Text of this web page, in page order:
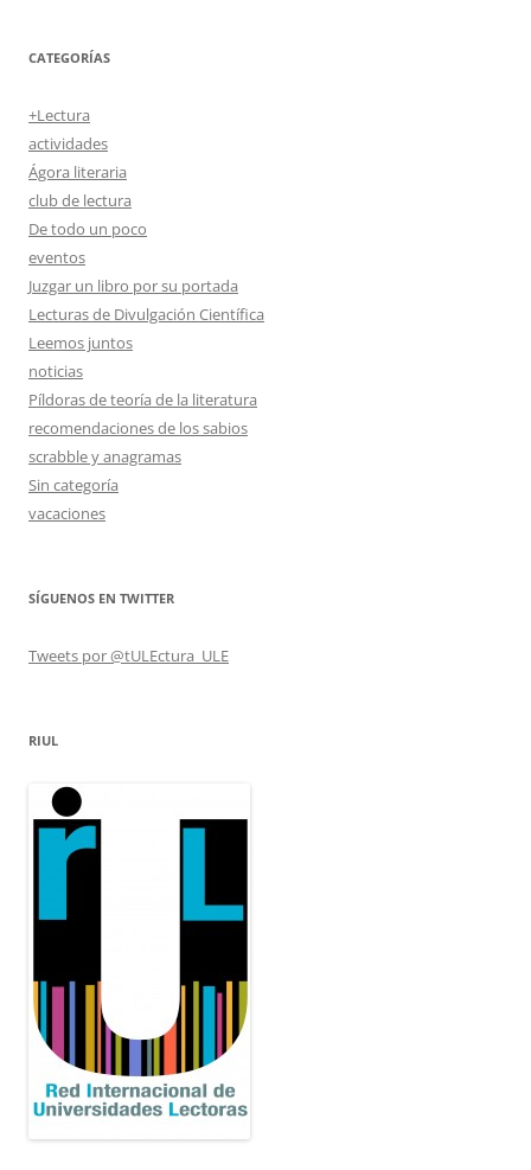
CATEGORÍAS
+Lectura
actividades
Ágora literaria
club de lectura
De todo un poco
eventos
Juzgar un libro por su portada
Lecturas de Divulgación Científica
Leemos juntos
noticias
Píldoras de teoría de la literatura
recomendaciones de los sabios
scrabble y anagramas
Sin categoría
vacaciones
SÍGUENOS EN TWITTER
Tweets por @tULEctura_ULE
RIUL